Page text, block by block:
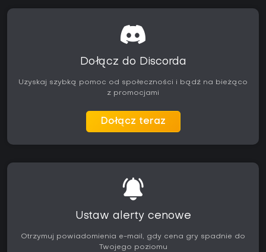
Dołącz do Discorda
Uzyskaj szybką pomoc od społeczności i bądź na bieżąco
z promocjami
Dołącz teraz
Ustaw alerty cenowe
Otrzymuj powiadomienia e-mail, gdy cena gry spadnie do
Twojego poziomu